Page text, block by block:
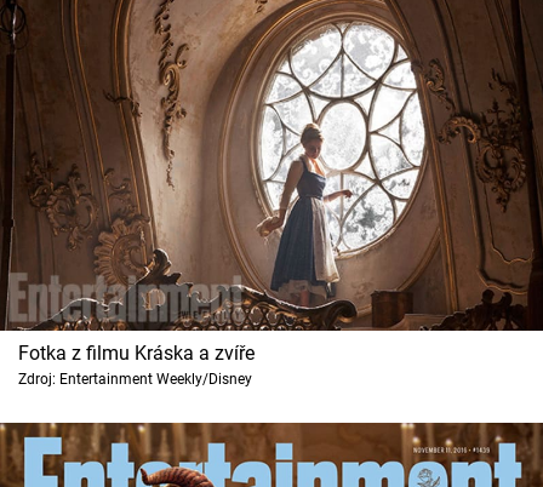
Fotka z filmu Kráska a zvíře
Zdroj: Entertainment Weekly/Disney